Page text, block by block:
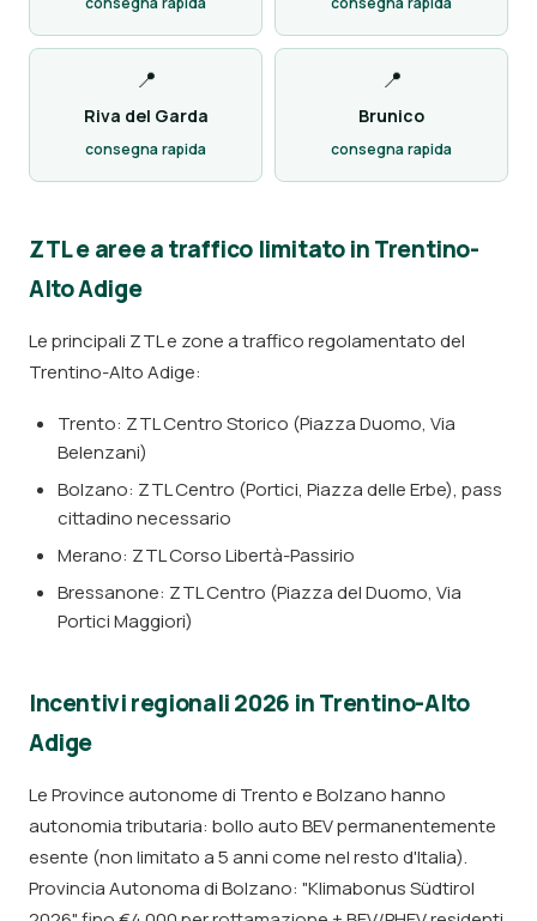
📍
Riva del Garda
consegna rapida
📍
Brunico
consegna rapida
ZTL e aree a traffico limitato in Trentino-
Alto Adige
Le principali ZTL e zone a traffico regolamentato del
Trentino-Alto Adige:
Trento: ZTL Centro Storico (Piazza Duomo, Via
Belenzani)
Bolzano: ZTL Centro (Portici, Piazza delle Erbe), pass
cittadino necessario
Merano: ZTL Corso Libertà-Passirio
Bressanone: ZTL Centro (Piazza del Duomo, Via
Portici Maggiori)
Incentivi regionali 2026 in Trentino-Alto
Adige
Le Province autonome di Trento e Bolzano hanno
autonomia tributaria: bollo auto BEV permanentemente
esente (non limitato a 5 anni come nel resto d'Italia).
Provincia Autonoma di Bolzano: "Klimabonus Südtirol